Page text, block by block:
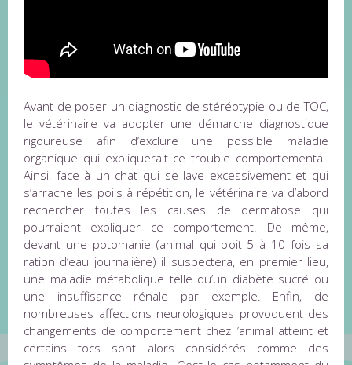
Avant de poser un diagnostic de stéréotypie ou de TOC,
le vétérinaire va adopter une démarche diagnostique
rigoureuse afin d’exclure une possible maladie
organique qui expliquerait ce trouble comportemental.
Ainsi, face à un chat qui se lave excessivement et qui
s’arrache les poils à répétition, le vétérinaire va d’abord
rechercher toutes les causes de dermatose qui
pourraient expliquer ce comportement. De même,
devant une potomanie (animal qui boit 5 à 10 fois sa
ration d’eau journalière) il suspectera, en premier lieu,
une maladie métabolique telle qu’un diabète sucré ou
une insuffisance rénale par exemple. Enfin, de
nombreuses affections neurologiques provoquent des
changements de comportement chez l’animal atteint et
certains tocs sont alors considérés comme des